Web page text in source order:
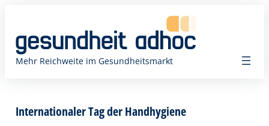
springen
Mehr Reichweite im Gesundheitsmarkt
Internationaler Tag der Handhygiene